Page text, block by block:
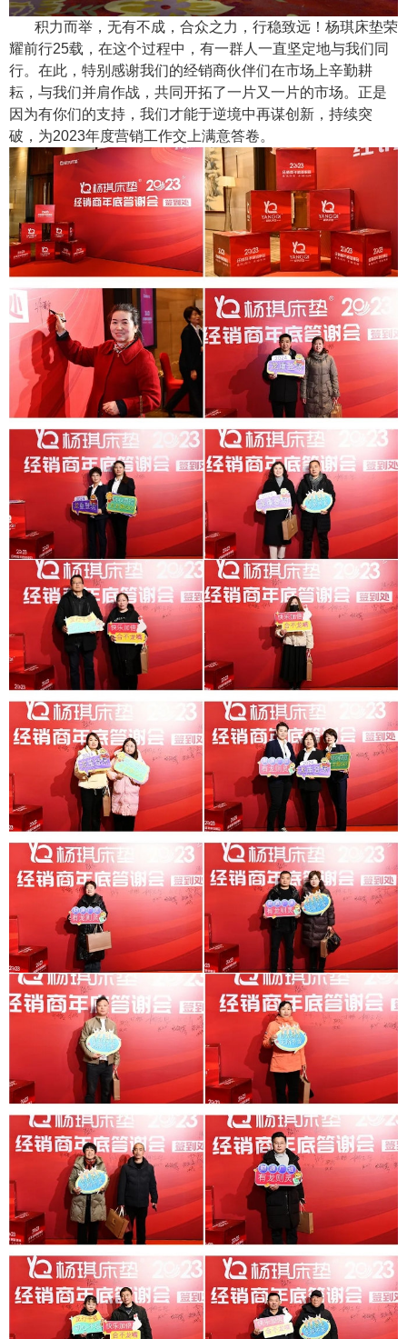
积力而举，无有不成，合众之力，行稳致远！杨琪床垫荣
耀前行25载，在这个过程中，有一群人一直坚定地与我们同
行。在此，特别感谢我们的经销商伙伴们在市场上辛勤耕
耘，与我们并肩作战，共同开拓了一片又一片的市场。正是
因为有你们的支持，我们才能于逆境中再谋创新，持续突
破，为2023年度营销工作交上满意答卷。